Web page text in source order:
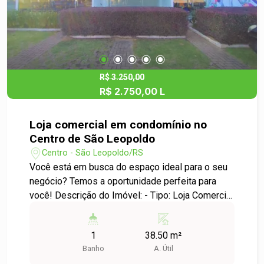
esta oportunidade de estabelecer sua empresa
em um dos endereços comerciais mais
valorizados de São Leopoldo. Agende sua visita
e venha conhecer o potencial deste espaço para
o seu novo empreendimento!
R$ 3.250,00
R$ 2.750,00 L
Loja comercial em condomínio no
Centro de São Leopoldo
Centro - São Leopoldo/RS
Você está em busca do espaço ideal para o seu
negócio? Temos a oportunidade perfeita para
você! Descrição do Imóvel: - Tipo: Loja Comercial
localização, em um dos pontos mais
movimentados do Centro de São Leopoldo,
1
Banho
38.50 m²
A. Útil